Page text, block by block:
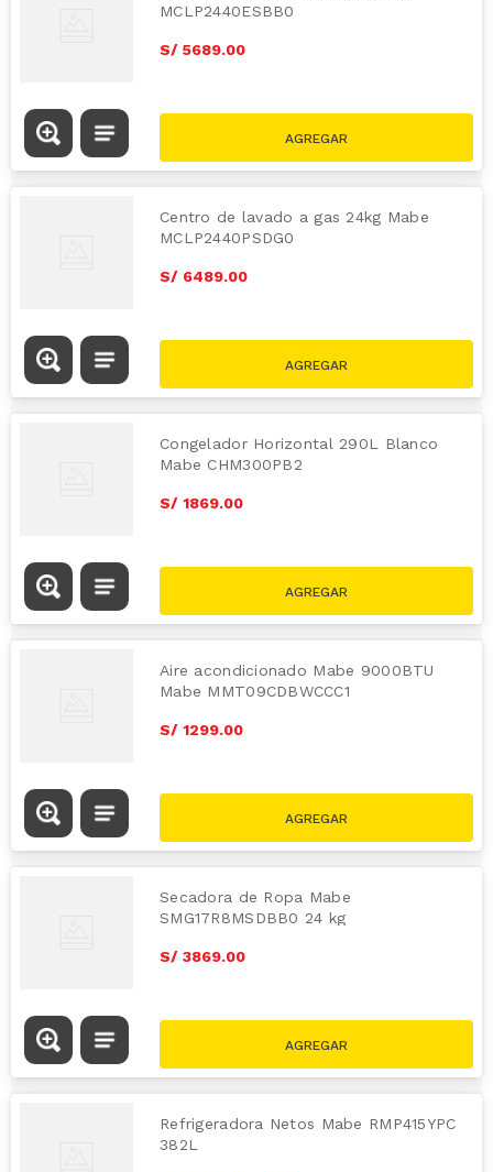
MCLP2440ESBB0
S/ 5689.00
Centro de lavado a gas 24kg Mabe
MCLP2440PSDG0
S/ 6489.00
Congelador Horizontal 290L Blanco
Mabe CHM300PB2
S/ 1869.00
Aire acondicionado Mabe 9000BTU
Mabe MMT09CDBWCCC1
S/ 1299.00
Secadora de Ropa Mabe
SMG17R8MSDBB0 24 kg
S/ 3869.00
Refrigeradora Netos Mabe RMP415YPC
382L